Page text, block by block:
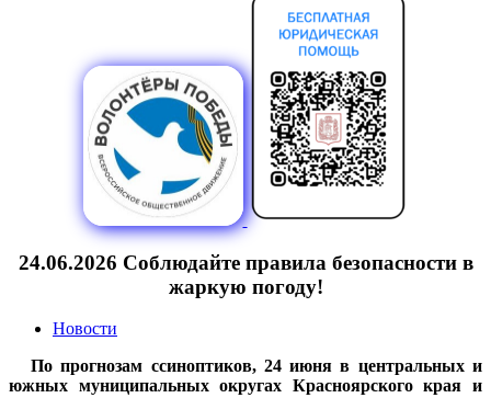
24.06.2026 Соблюдайте правила безопасности в
жаркую погоду!
Новости
По прогнозам ссиноптиков, 24 июня в центральных и
южных муниципальных округах Красноярского края и